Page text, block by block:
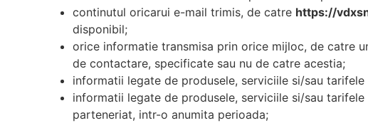
continutul oricarui e-mail trimis, de catre https://
disponibil;
orice informatie transmisa prin orice mijloc, de catre
de contactare, specificate sau nu de catre acestia;
informatii legate de produsele, serviciile si/sau
informatii legate de produsele, serviciile si/sau
parteneriat, intr-o anumita perioada;